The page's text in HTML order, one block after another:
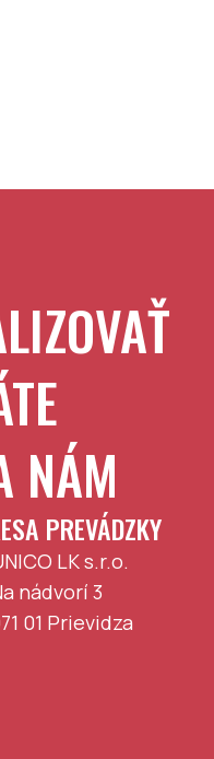
NÁM
PREVÁDZKY
LK s.r.o.
nádvorí 3
01 Prievidza